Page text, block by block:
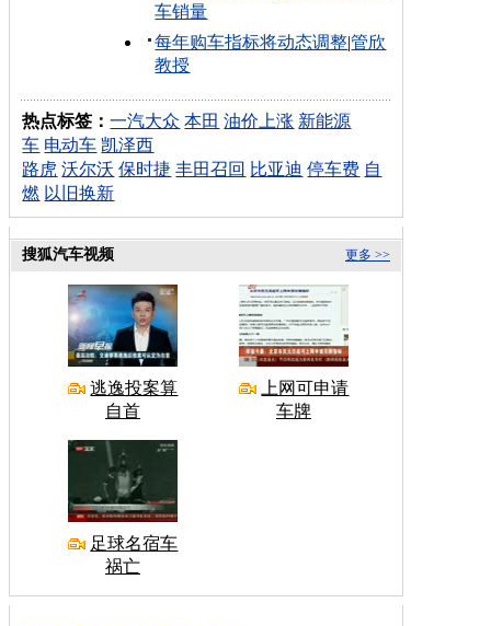
车销量
每年购车指标将动态调整|管欣
教授
热点标签：一汽大众 本田 油价上涨 新能源
车 电动车 凯泽西
路虎 沃尔沃 保时捷 丰田召回 比亚迪 停车费 自
燃 以旧换新
更多 >>
搜狐汽车视频
逃逸投案算
自首
上网可申请
车牌
足球名宿车
祸亡